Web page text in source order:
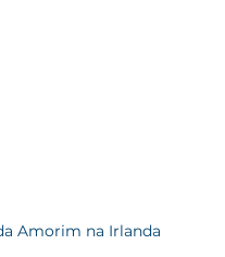
Amorim na Irlanda